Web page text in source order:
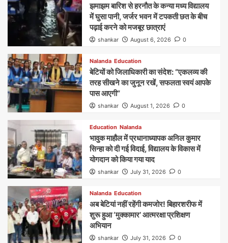
झमाझम बारिश से हरनौत के कन्या मध्य विद्यालय
में घुसा पानी, जर्जर भवन में टपकती छत के बीच
पढ़ाई करने को मजबूर छात्राएं
shankar August 6, 2026 0
Nalanda Education
बेटियों को जिलाधिकारी का संदेश: “एकलव्य की
तरह सीखने का जुनून रखें, सफलता स्वयं आपके
पास आएगी”
shankar August 1, 2026 0
Education Nalanda
भावुक माहौल में प्रधानाध्यापक अनिल कुमार
सिन्हा को दी गई विदाई, विद्यालय के विकास में
योगदान को किया गया याद
shankar July 31, 2026 0
Nalanda Education
अब बेटियां नहीं रहेंगी कमजोर! बिहारशरीफ में
शुरू हुआ ‘मुक्कामार’ आत्मरक्षा प्रशिक्षण
अभियान
shankar July 31, 2026 0